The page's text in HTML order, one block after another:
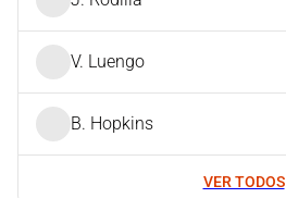
V. Luengo
B. Hopkins
VER TODOS